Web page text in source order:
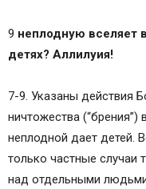
9 неплодную
детях? Аллилуия!
7-9. Указаны действия
ничтожества
неплодной дает детей.
только частные случаи
над отдельными